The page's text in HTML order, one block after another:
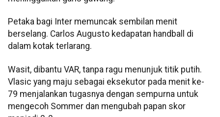
Petaka bagi Inter memuncak sembilan menit
berselang. Carlos Augusto kedapatan handball di
dalam kotak terlarang.
Wasit, dibantu VAR, tanpa ragu menunjuk titik putih.
Vlasic yang maju sebagai eksekutor pada menit ke-
79 menjalankan tugasnya dengan sempurna untuk
mengecoh Sommer dan mengubah papan skor